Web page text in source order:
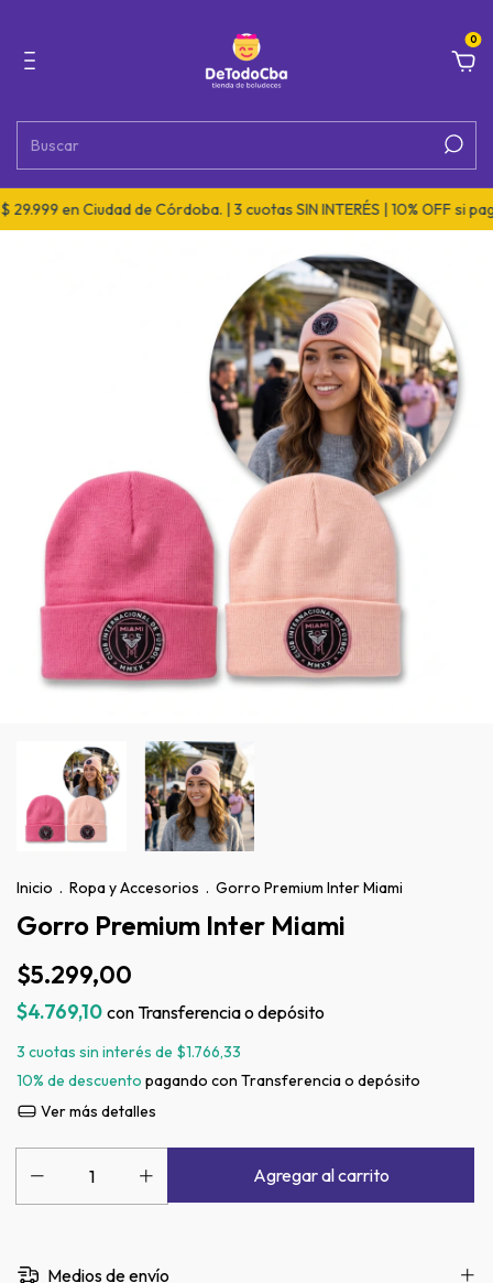
0
en Ciudad de Córdoba. | 3 cuotas SIN INTERÉS | 10% OFF si
Inicio . Ropa y Accesorios . Gorro Premium Inter Miami
Gorro Premium Inter Miami
$5.299,00
$4.769,10 conTransferencia o depósito
3 cuotas sin interés de $1.766,33
10% de descuento pagando con Transferencia o depósito
Ver más detalles
Medios de envío